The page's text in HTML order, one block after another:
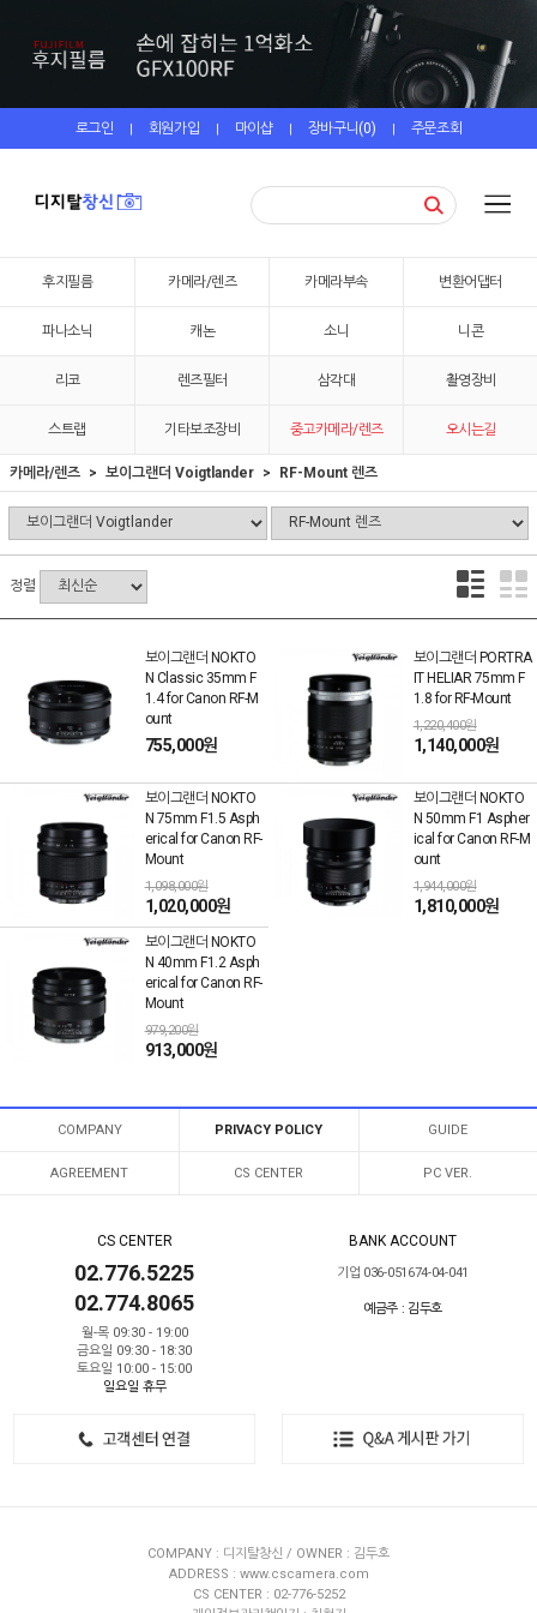
로그인 | 회원가입 | 마이샵 | 장바구니(0) | 주문조회
후지필름 카메라/렌즈 카메라부속 변환어댑터
파나소닉 캐논 소니 니콘
리코 렌즈필터 삼각대 촬영장비
스트랩 기타보조장비 중고카메라/렌즈 오시는길
카메라/렌즈 보이그랜더 Voigtlander RF-Mount 렌즈
정렬
보이그랜더 NOKTO
N Classic 35mm F
1.4 for Canon RF-M
ount
755,000원
보이그랜더 PORTRA
IT HELIAR 75mm F
1.8 for RF-Mount
1,220,400원
1,140,000원
보이그랜더 NOKTO
N 75mm F1.5 Asph
erical for Canon RF-
Mount
1,098,000원
1,020,000원
보이그랜더 NOKTO
N 50mm F1 Aspher
ical for Canon RF-M
ount
1,944,000원
1,810,000원
보이그랜더 NOKTO
N 40mm F1.2 Asph
erical for Canon RF-
Mount
979,200원
913,000원
COMPANY PRIVACY POLICY GUIDE
AGREEMENT CS CENTER PC VER.
CS CENTER
02.776.5225
02.774.8065
월-목 09:30 - 19:00
금요일 09:30 - 18:30
토요일 10:00 - 15:00
일요일 휴무
BANK ACCOUNT
기업 036-051674-04-041
예금주 : 김두호
COMPANY : 디지탈창신 / OWNER : 김두호
ADDRESS : www.cscamera.com
CS CENTER : 02-776-5252